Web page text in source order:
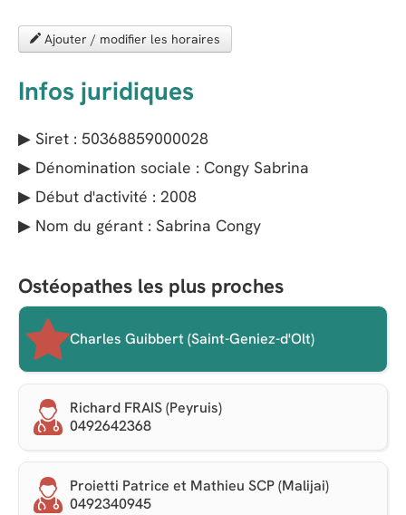
Ajouter / modifier les horaires
Infos juridiques
▶ Siret : 50368859000028
▶ Dénomination sociale : Congy Sabrina
▶ Début d'activité : 2008
▶ Nom du gérant : Sabrina Congy
Ostéopathes les plus proches
Charles Guibbert (Saint-Geniez-d'Olt)
Richard FRAIS (Peyruis)
0492642368
Proietti Patrice et Mathieu SCP (Malijai)
0492340945